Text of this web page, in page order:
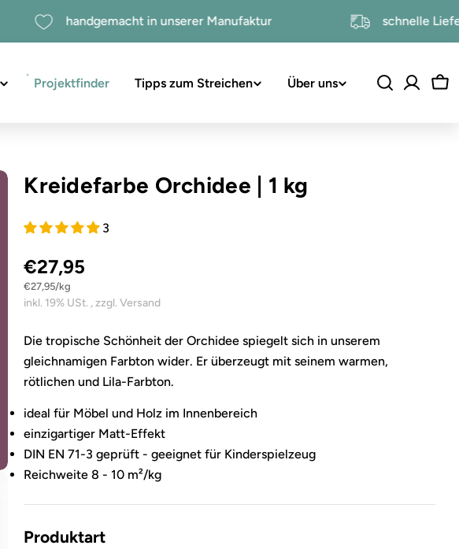
handgemacht in unserer Manufaktur
Projektfinder Tipps zum Streichen Über uns
Kreidefarbe Orchidee 1 kg
3
€27,95
Stückpreis
€27,95/
pro kg
inkl. 19% USt. , zzgl. Versand
Die tropische Schönheit der Orchidee spiegelt sich in unserem
gleichnamigen Farbton wider. Er überzeugt mit seinem warmen,
rötlichen und Lila-Farbton.
ideal für Möbel und Holz im Innenbereich
einzigartiger Matt-Effekt
DIN EN 71-3 geprüft - geeignet für Kinderspielzeug
Reichweite 8 - 10 m²/kg
Produktart